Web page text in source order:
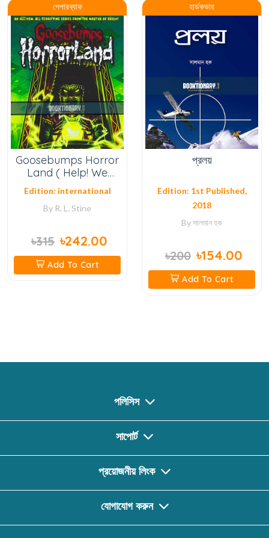
পেপারব্যাক
Goosebumps Horror
Land ( Help! We
Have Strange
Powers! )
Edition: international
By R. L. Stine
৳315 ৳242.00
Add To Cart
হার্ডকভার
প্রলয়
Edition: 1st Published,
2018
Byসালমান হক
৳200 ৳154.00
Add To Cart
পলিসিস
সাপোর্ট
প্রয়োজনীয় লিংক
যোগাযোগ করুন